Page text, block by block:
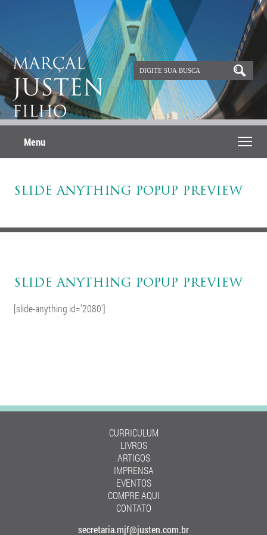
Menu
SLIDE ANYTHING POPUP PREVIEW
SLIDE ANYTHING POPUP PREVIEW
[slide-anything id=’2080′]
CURRICULUM
LIVROS
ARTIGOS
IMPRENSA
EVENTOS
COMPRE AQUI
CONTATO
secretaria.mjf@justen.com.br